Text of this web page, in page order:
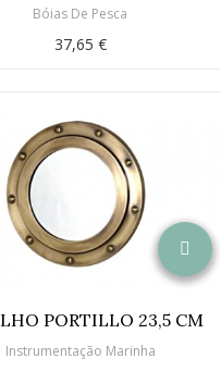
Bóias De Pesca
37,65 €
PORTILLO 23,5 CM
Instrumentação Marinha